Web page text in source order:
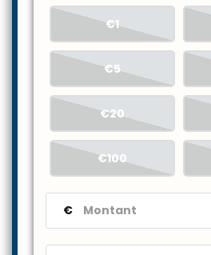
€1
€5
€20
€100
€